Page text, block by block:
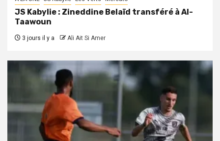
JS Kabylie : Zineddine Belaïd transféré à Al-
Taawoun
3 jours il y a Ali Ait Si Amer